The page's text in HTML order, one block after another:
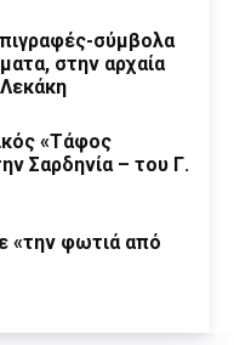
σύμβολα
στην αρχαία
«Τάφος
Σαρδηνία – του Γ.
«την φωτιά από